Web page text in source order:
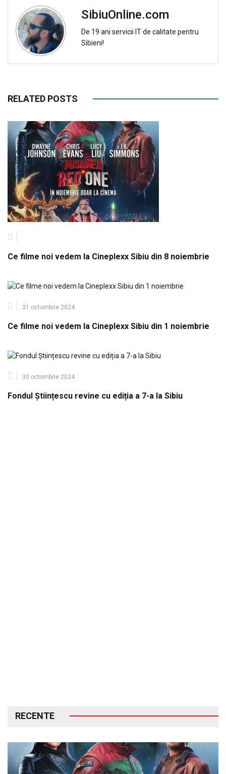
SibiuOnline.com
De 19 ani servicii IT de calitate pentru
Sibieni!
RELATED POSTS
Ce filme noi vedem la Cineplexx Sibiu din 8 noiembrie
31 octombrie 2024
Ce filme noi vedem la Cineplexx Sibiu din 1 noiembrie
30 octombrie 2024
Fondul Științescu revine cu ediția a 7-a la Sibiu
RECENTE